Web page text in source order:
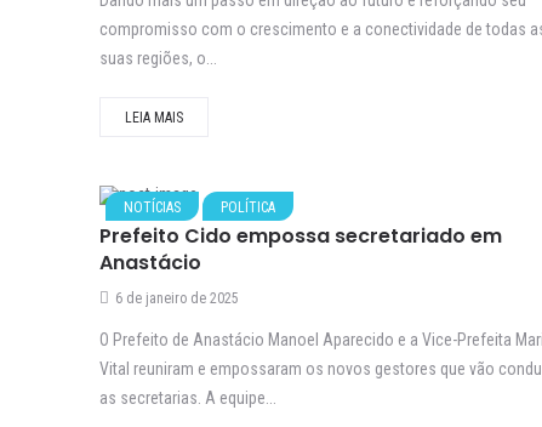
compromisso com o crescimento e a conectividade de todas
suas regiões, o...
LEIA MAIS
NOTÍCIAS POLÍTICA
Prefeito Cido empossa secretariado em
Anastácio
6 de janeiro de 2025
O Prefeito de Anastácio Manoel Aparecido e a Vice-Prefeita
Vital reuniram e empossaram os novos gestores que vão
as secretarias. A equipe...